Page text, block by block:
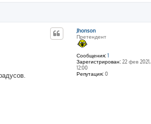
Jhonson
Претендент
Сообщения: 1
Зарегистрирован:22 фев 2021,
12:00
Репутация: 0